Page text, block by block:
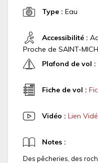
Type : Eau
Accessibilité :
Proche de SAINT-
Plafond de vol :
Fiche de vol :
Vidéo : Lien
Notes :
Des pêcheries, des